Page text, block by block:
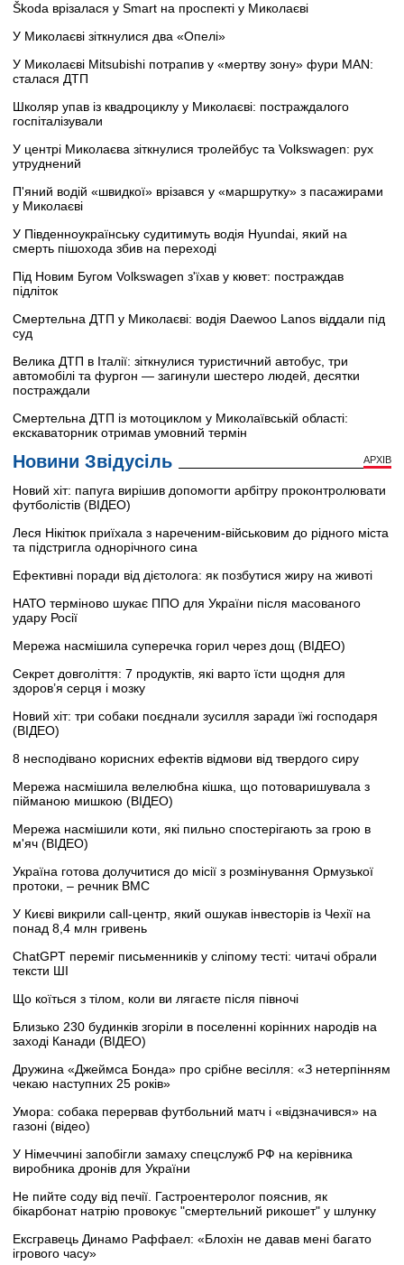
Škoda врізалася у Smart на проспекті у Миколаєві
У Миколаєві зіткнулися два «Опелі»
У Миколаєві Mitsubishi потрапив у «мертву зону» фури MAN:
сталася ДТП
Школяр упав із квадроциклу у Миколаєві: постраждалого
госпіталізували
У центрі Миколаєва зіткнулися тролейбус та Volkswagen: рух
утруднений
П'яний водій «швидкої» врізався у «маршрутку» з пасажирами
у Миколаєві
У Південноукраїнську судитимуть водія Hyundai, який на
смерть пішохода збив на переході
Під Новим Бугом Volkswagen з'їхав у кювет: постраждав
підліток
Смертельна ДТП у Миколаєві: водія Daewoo Lanos віддали під
суд
Велика ДТП в Італії: зіткнулися туристичний автобус, три
автомобілі та фургон — загинули шестеро людей, десятки
постраждали
Смертельна ДТП із мотоциклом у Миколаївській області:
екскаваторник отримав умовний термін
Новини Звідусіль АРХІВ
Новий хіт: папуга вирішив допомогти арбітру проконтролювати
футболістів (ВІДЕО)
Леся Нікітюк приїхала з нареченим-військовим до рідного міста
та підстригла однорічного сина
Ефективні поради від дієтолога: як позбутися жиру на животі
НАТО терміново шукає ППО для України після масованого
удару Росії
Мережа насмішила суперечка горил через дощ (ВІДЕО)
Секрет довголіття: 7 продуктів, які варто їсти щодня для
здоров’я серця і мозку
Новий хіт: три собаки поєднали зусилля заради їжі господаря
(ВІДЕО)
8 несподівано корисних ефектів відмови від твердого сиру
Мережа насмішила велелюбна кішка, що потоваришувала з
пійманою мишкою (ВІДЕО)
Мережа насмішили коти, які пильно спостерігають за грою в
м'яч (ВІДЕО)
Україна готова долучитися до місії з розмінування Ормузької
протоки, – речник ВМС
У Києві викрили call-центр, який ошукав інвесторів із Чехії на
понад 8,4 млн гривень
ChatGPT переміг письменників у сліпому тесті: читачі обрали
тексти ШІ
Що коїться з тілом, коли ви лягаєте після півночі
Близько 230 будинків згоріли в поселенні корінних народів на
заході Канади (ВІДЕО)
Дружина «Джеймса Бонда» про срібне весілля: «З нетерпінням
чекаю наступних 25 років»
Умора: собака перервав футбольний матч і «відзначився» на
газоні (відео)
У Німеччині запобігли замаху спецслужб РФ на керівника
виробника дронів для України
Не пийте соду від печії. Гастроентеролог пояснив, як
бікарбонат натрію провокує "смертельний рикошет" у шлунку
Ексгравець Динамо Раффаел: «Блохін не давав мені багато
ігрового часу»